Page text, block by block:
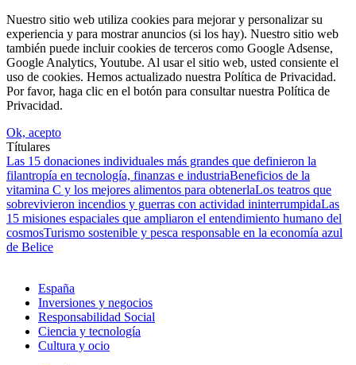
Nuestro sitio web utiliza cookies para mejorar y personalizar su
experiencia y para mostrar anuncios (si los hay). Nuestro sitio web
también puede incluir cookies de terceros como Google Adsense,
Google Analytics, Youtube. Al usar el sitio web, usted consiente el
uso de cookies. Hemos actualizado nuestra Política de Privacidad.
Por favor, haga clic en el botón para consultar nuestra Política de
Privacidad.
Ok, acepto
Títulares
Las 15 donaciones individuales más grandes que definieron la
filantropía en tecnología, finanzas e industriaBeneficios de la
vitamina C y los mejores alimentos para obtenerlaLos teatros que
sobrevivieron incendios y guerras con actividad ininterrumpidaLas
15 misiones espaciales que ampliaron el entendimiento humano del
cosmosTurismo sostenible y pesca responsable en la economía azul
de Belice
España
Inversiones y negocios
Responsabilidad Social
Ciencia y tecnología
Cultura y ocio